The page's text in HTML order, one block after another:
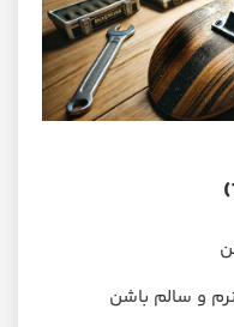
و سالم باشن